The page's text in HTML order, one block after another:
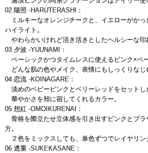
02 陽照 -HARUTERASHI：
ミルキーなオレンジチークと、イエローがかっ
ハイライト。
やわらかいけれど活き活きとしたヘルシーな印
03 夕波 -YUUNAMI：
ベーシックかつタイムレスに使えるピンク×ベー
どんな肌の色やメイク、表情にもしっくりなじ
04 恋流 -KOINAGARE：
淡めのベビーピンクとベリーレッドをセットし
華やかさを頬に宿してくれるカラー。
05 想紅 -OMOIKURENAI：
骨格を際立たせ立体感を引き出すピンクとブラ
方。
２色をミックスしても、単色ずつでレイヤリン
06 透重 -SUKEKASANE：